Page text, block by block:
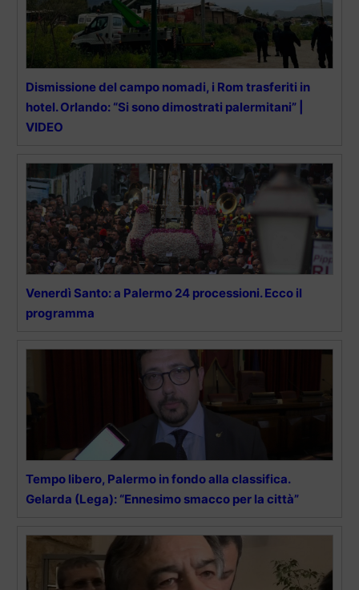
Dismissione del campo nomadi, i Rom trasferiti in
hotel. Orlando: “Si sono dimostrati palermitani” |
VIDEO
Venerdì Santo: a Palermo 24 processioni. Ecco il
programma
Tempo libero, Palermo in fondo alla classifica.
Gelarda (Lega): “Ennesimo smacco per la città”